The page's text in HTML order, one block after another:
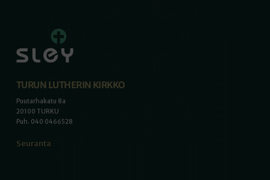
TURUN LUTHERIN KIRKKO
Puutarhakatu 8a
20100 TURKU
Puh. 040 0466528
Seuranta